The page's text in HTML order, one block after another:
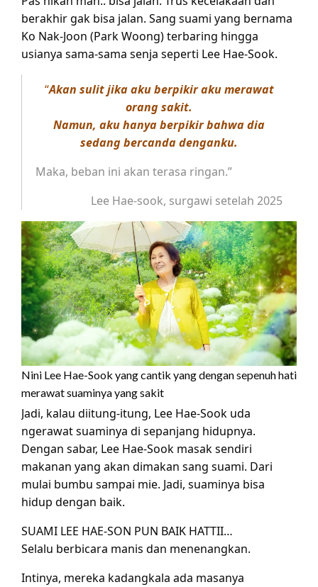
berakhir gak bisa jalan. Sang suami yang bernama
Ko Nak-Joon (Park Woong) terbaring hingga
usianya sama-sama senja seperti Lee Hae-Sook.
“Akan sulit jika aku berpikir aku merawat
orang sakit.
Namun, aku hanya berpikir bahwa dia
sedang bercanda denganku.
Maka, beban ini akan terasa ringan.”
Lee Hae-sook, surgawi setelah 2025
Nini Lee Hae-Sook yang cantik yang dengan sepenuh hati
merawat suaminya yang sakit
Jadi, kalau diitung-itung, Lee Hae-Sook uda
ngerawat suaminya di sepanjang hidupnya.
Dengan sabar, Lee Hae-Sook masak sendiri
makanan yang akan dimakan sang suami. Dari
mulai bumbu sampai mie. Jadi, suaminya bisa
hidup dengan baik.
SUAMI LEE HAE-SON PUN BAIK HATTII…
Selalu berbicara manis dan menenangkan.
Intinya, mereka kadangkala ada masanya